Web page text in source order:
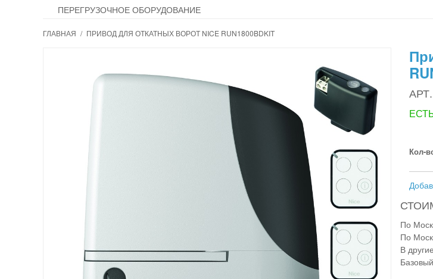
ПЕРЕГРУЗОЧНОЕ ОБОРУДОВАНИЕ
ГЛАВНАЯ / ПРИВОД ДЛЯ ОТКАТНЫХ ВОРОТ NICE RUN1800BDKIT
Кол-
По
По
В